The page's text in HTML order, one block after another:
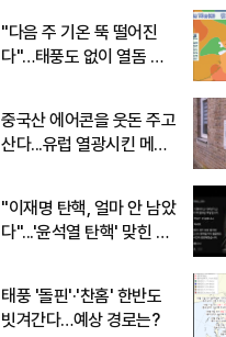
"다음 주 기온 뚝 떨어진
다"…태풍도 없이 열돔 박
중국산 에어콘을 웃돈 주고
산다...유럽 열광시킨 메이
"이재명 탄핵, 얼마 안 남았
다"...'윤석열 탄핵' 맞힌 무
태풍 '돌핀'·'찬홈' 한반도
빗겨간다…예상 경로는?